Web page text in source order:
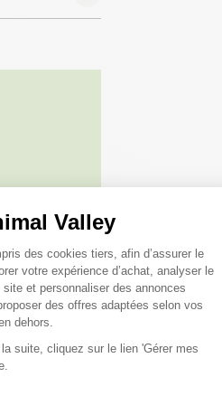
Valley
du
des cookies tiers, afin d’assurer le
votre expérience d’achat, analyser le
et personnaliser des annonces
des offres adaptées selon vos
dehors.
suite, cliquez sur le lien 'Gérer mes
consent vous